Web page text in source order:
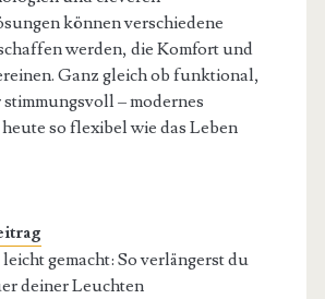
können verschiedene
werden, die Komfort und
Ganz gleich ob funktional,
– modernes
so flexibel wie das Leben
gemacht: So verlängerst du
deiner Leuchten